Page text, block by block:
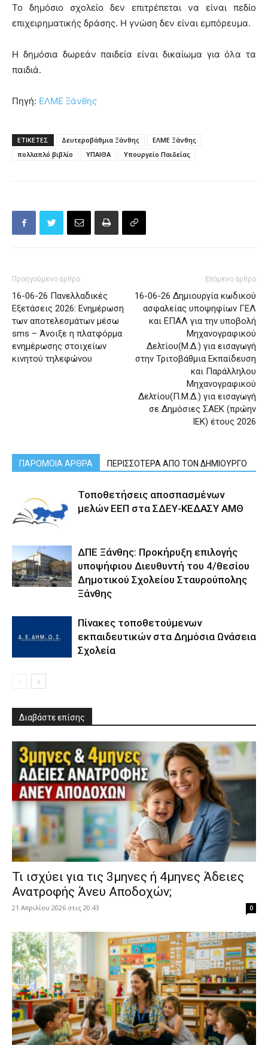
Το δημόσιο σχολείο δεν επιτρέπεται να είναι πεδίο
επιχειρηματικής δράσης. Η γνώση δεν είναι εμπόρευμα.
Η δημόσια δωρεάν παιδεία είναι δικαίωμα για όλα τα
παιδιά.
Πηγή: ΕΛΜΕ Ξάνθης
ΕΤΙΚΕΤΕΣ Δευτεροβάθμια Ξάνθης
ΕΛΜΕ Ξάνθης
πολλαπλό βιβλίο
ΥΠΑΙΘΑ Υπουργείο Παιδείας
Προηγούμενο άρθρο
16-06-26 Πανελλαδικές
Εξετάσεις 2026: Ενημέρωση
των αποτελεσμάτων μέσω
sms – Άνοιξε η πλατφόρμα
ενημέρωσης στοιχείων
κινητού τηλεφώνου
Επόμενο άρθρο
16-06-26 Δημιουργία κωδικού
ασφαλείας υποψηφίων ΓΕΛ
και ΕΠΑΛ για την υποβολή
Μηχανογραφικού
Δελτίου(Μ.Δ.) για εισαγωγή
στην Τριτοβάθμια Εκπαίδευση
και Παράλληλου
Μηχανογραφικού
Δελτίου(Π.Μ.Δ.) για εισαγωγή
σε Δημόσιες ΣΑΕΚ (πρώην
ΙΕΚ) έτους 2026
ΠΑΡΟΜΟΙΑ ΑΡΘΡΑ ΠΕΡΙΣΣΟΤΕΡΑ ΑΠΟ ΤΟΝ ΔΗΜΙΟΥΡΓΟ
Τοποθετήσεις αποσπασμένων
μελών ΕΕΠ στα ΣΔΕΥ-ΚΕΔΑΣΥ ΑΜΘ
ΔΠΕ Ξάνθης: Προκήρυξη επιλογής
υποψήφιου Διευθυντή του 4/θεσίου
Δημοτικού Σχολείου Σταυρούπολης
Ξάνθης
Πίνακες τοποθετούμενων
εκπαιδευτικών στα Δημόσια Ωνάσεια
Σχολεία
Διαβάστε επίσης
​Τι ισχύει για τις 3μηνες ή 4μηνες Άδειες
Ανατροφής Άνευ Αποδοχών;
21 Απριλίου 2026 στις 20:43 0